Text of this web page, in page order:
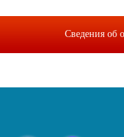
Сведения об